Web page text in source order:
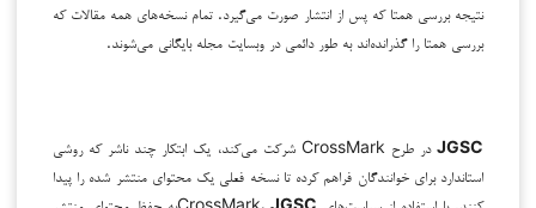
نتیجه بررسی همتا که پس از انتشار صورت می‌گیرد. تمام نسخه‌های همه مقالات که
بررسی همتا را گذرانده‌اند به طور دائمی در وبسایت مجله بایگانی می‌شوند.
JGSC
در طرح CrossMark شرکت می‌کند، یک ابتکار چند ناشر که روشی
استاندارد برای خوانندگان فراهم کرده تا نسخه فعلی یک محتوای منتشر شده را پیدا